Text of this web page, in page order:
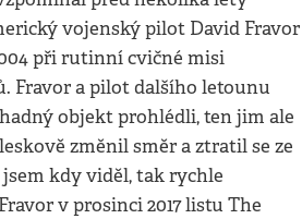
vojenský pilot David Fravor
při rutinní cvičné misi
Fravor a pilot dalšího letounu
objekt prohlédli, ten jim ale
změnil směr a ztratil se ze
jsem kdy viděl, tak rychle
v prosinci 2017 listu The